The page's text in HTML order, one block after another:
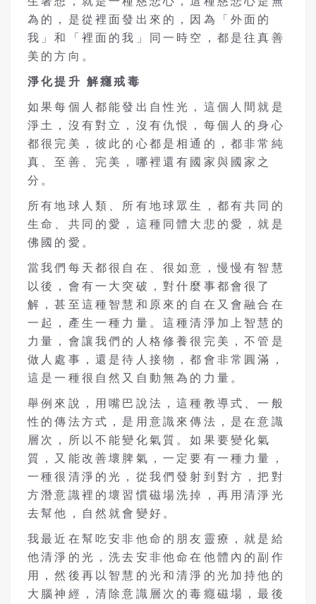
為的，是從裡面發出來的，因為「外面的
我」和「裡面的我」同一時空，都是往真善
美的方向。
淨化提升 解癮戒毒
如果每個人都能發出自性光，這個人間就是
淨土，沒有對立，沒有仇恨，每個人的身心
都很完美，彼此的心都是相通的，都非常純
真、至善、完美，哪裡還有國家與國家之
分。
所有地球人類、所有地球眾生，都有共同的
生命、共同的愛，這種同體大悲的愛，就是
佛國的愛。
當我們每天都很自在、很如意，慢慢有智慧
以後，會有一大突破，對什麼事都會很了
解，甚至這種智慧和原來的自在又會融合在
一起，產生一種力量。這種清淨加上智慧的
力量，會讓我們的人格修養很完美，不管是
做人處事，還是待人接物，都會非常圓滿，
這是一種很自然又自動無為的力量。
舉例來說，用嘴巴說法，這種教導式、一般
性的傳法方式，是用意識來傳法，是在意識
層次，所以不能變化氣質。如果要變化氣
質，又能改善壞脾氣，一定要有一種力量，
一種很清淨的光，從我們發射到對方，把對
方潛意識裡的壞習慣磁場洗掉，再用清淨光
去幫他，自然就會變好。
我最近在幫吃安非他命的朋友靈療，就是給
他清淨的光，洗去安非他命在他體內的副作
用，然後再以智慧的光和清淨的光加持他的
大腦神經，清除意識層次的毒癮磁場，最後